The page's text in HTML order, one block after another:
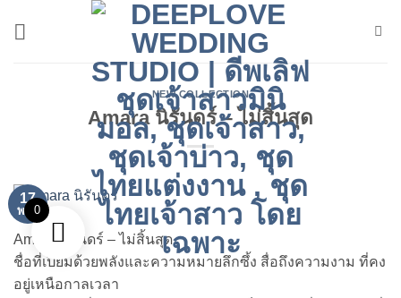
NEW COLLECTION
Amara นิรันดร์ – ไม่สิ้นสุด
17
พ.ย.
Amara นิรันดร์ – ไม่สิ้นสุด
ชื่อที่เปี่ยมด้วยพลังและความหมายลึกซึ้ง สื่อถึงความงาม ที่คง
อยู่เหนือกาลเวลา
0